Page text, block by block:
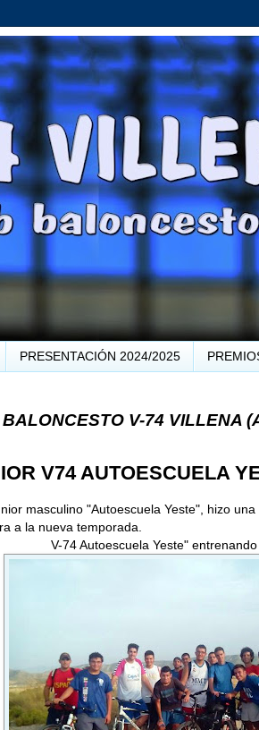
PRESENTACIÓN 2024/2025
V-74 VILLENA
V74 AUTOESCUELA
masculino "Autoescuela Yeste", hizo
a la nueva temporada.
V-74 Autoescuela Yeste"